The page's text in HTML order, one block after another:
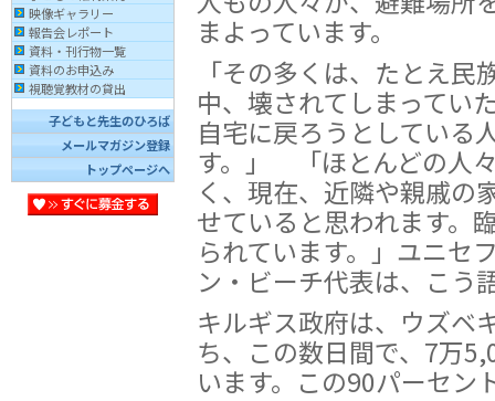
映像ギャラリー
報告会レポート
資料・刊行物一覧
資料のお申込み
視聴覚教材の貸出
子どもと先生のひろば
メールマガジン登録
トップページへ
まよっています。
「その多くは、たとえ民
中、壊されてしまってい
自宅に戻ろうとしている
す。」 「ほとんどの人
く、現在、近隣や親戚の
せていると思われます。
られています。」ユニセ
ン・ビーチ代表は、こう
キルギス政府は、ウズベ
ち、この数日間で、7万
います。この90パーセン